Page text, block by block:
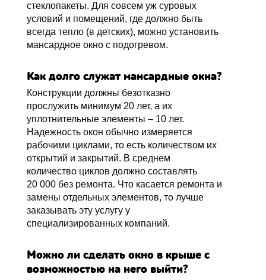
стеклопакеты. Для совсем уж суровых
условий и помещений, где должно быть
всегда тепло (в детских), можно установить
мансардное окно с подогревом.
Как долго служат мансардные окна?
Конструкции должны безотказно
прослужить минимум 20 лет, а их
уплотнительные элементы – 10 лет.
Надежность окон обычно измеряется
рабочими циклами, то есть количеством их
открытий и закрытий. В среднем
количество циклов должно составлять
20 000 без ремонта. Что касается ремонта и
замены отдельных элементов, то лучше
заказывать эту услугу у
специализированных компаний.
Можно ли сделать окно в крыше с
возможностью на него выйти?